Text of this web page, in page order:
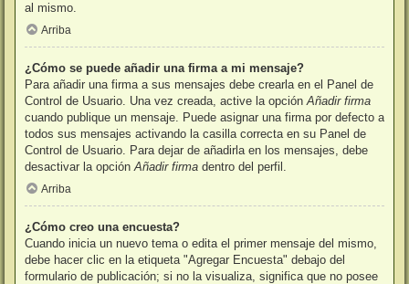
al mismo.
Arriba
¿Cómo se puede añadir una firma a mi mensaje?
Para añadir una firma a sus mensajes debe crearla en el Panel de
Control de Usuario. Una vez creada, active la opción Añadir firma
cuando publique un mensaje. Puede asignar una firma por defecto a
todos sus mensajes activando la casilla correcta en su Panel de
Control de Usuario. Para dejar de añadirla en los mensajes, debe
desactivar la opción Añadir firma dentro del perfil.
Arriba
¿Cómo creo una encuesta?
Cuando inicia un nuevo tema o edita el primer mensaje del mismo,
debe hacer clic en la etiqueta "Agregar Encuesta" debajo del
formulario de publicación; si no la visualiza, significa que no posee